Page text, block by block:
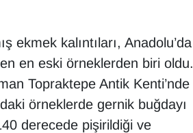
ekmek kalıntıları, Anadolu’da
en eski örneklerden biri oldu.
Topraktepe Antik Kenti’nde
örneklerde gernik buğdayı
derecede pişirildiği ve